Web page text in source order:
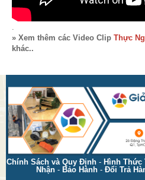
» Xem thêm các Video Clip Thực
khác..
Chính Sách và Quy Định - Hình Thức
Nhận - Bảo Hành - Đổi Trả